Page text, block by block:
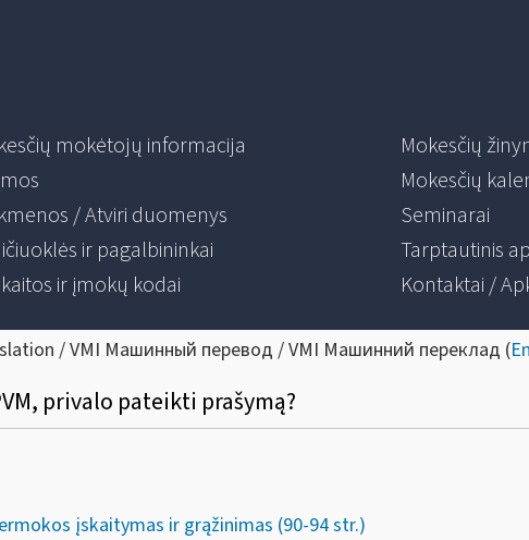
mokėtojų informacija
/ Atviri duomenys
ir pagalbininkai
ir įmokų kodai
Mokesčių
Mokesčių
Seminarai
Tarptautinis
Kontaktai /
/ VMI Машинный перевод / VMI Машинний переклад (
privalo pateikti prašymą?
įskaitymas ir grąžinimas (90-94 str.)